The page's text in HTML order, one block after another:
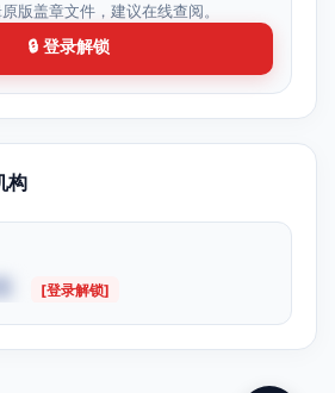
版盖章文件，建议在线查阅。
🔒 登录解锁
构
[登录解锁]